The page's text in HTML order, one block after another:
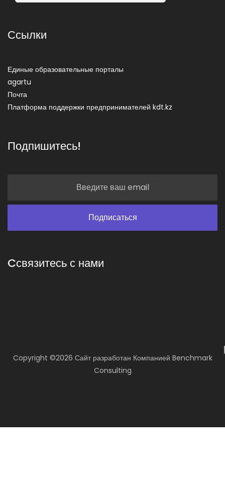
Ссылки
Единые образовательные порталы
agartu
Почта
Платформа поддержки предпринимателей kdt.kz
Подпишитесь!
Cсвязитесь с нами
Copyright ©2026 Сайт разработан Компанией Benchmark
Consulting